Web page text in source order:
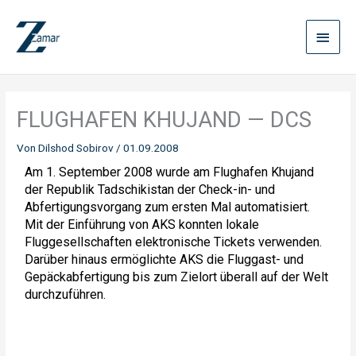
Inhalt
springen
FLUGHAFEN KHUJAND — DCS
VonDilshod Sobirov/01.09.2008
Am 1. September 2008 wurde am Flughafen Khujand
der Republik Tadschikistan der Check-in- und
Abfertigungsvorgang zum ersten Mal automatisiert.
Mit der Einführung von AKS konnten lokale
Fluggesellschaften elektronische Tickets verwenden.
Darüber hinaus ermöglichte AKS die Fluggast- und
Gepäckabfertigung bis zum Zielort überall auf der Welt
durchzuführen.